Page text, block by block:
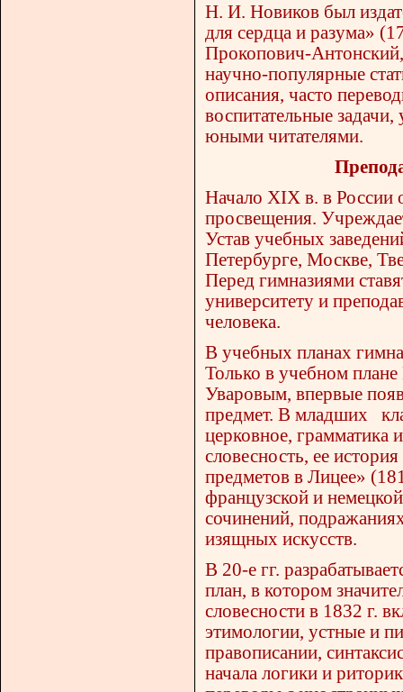
Н. И. Новиков был
для сердца и разума»
Прокопович-
научно-популярные
описания, часто
воспитательные
юными читателями.
Начало XIX в. в России
просвещения.
Устав учебных
Петербурге, Москве,
Перед гимназиями
университету и
человека.
В учебных планах
Только в учебном
Уваровым, впервые
предмет. В младших
церковное, грамматика
словесность, ее
предметов в Лицее»
французской и
сочинений,
изящных искусств.
В 20-е гг.
план, в котором
словесности в 1832 г.
этимологии, устные и
правописании,
начала логики и